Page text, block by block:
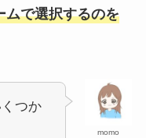
ムで選択するのを
momo
つか